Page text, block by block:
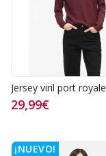
Jersey viril port royale
29,99€
¡NUEVO!